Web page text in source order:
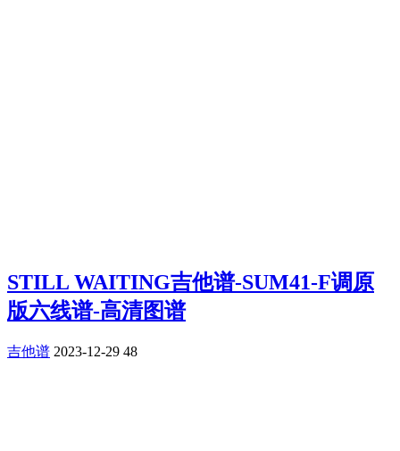
STILL WAITING吉他谱-SUM41-F调原
版六线谱-高清图谱
吉他谱 2023-12-29 48